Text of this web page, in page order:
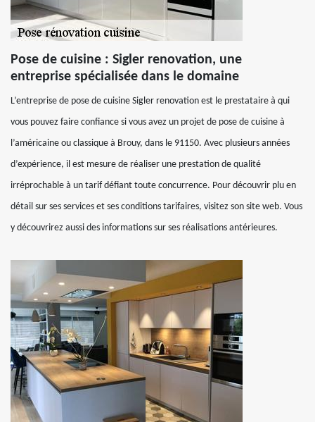
Pose de cuisine : Sigler renovation, une
entreprise spécialisée dans le domaine
L’entreprise de pose de cuisine Sigler renovation est le prestataire à qui
vous pouvez faire confiance si vous avez un projet de pose de cuisine à
l’américaine ou classique à Brouy, dans le 91150. Avec plusieurs années
d’expérience, il est mesure de réaliser une prestation de qualité
irréprochable à un tarif défiant toute concurrence. Pour découvrir plu en
détail sur ses services et ses conditions tarifaires, visitez son site web. Vous
y découvrirez aussi des informations sur ses réalisations antérieures.